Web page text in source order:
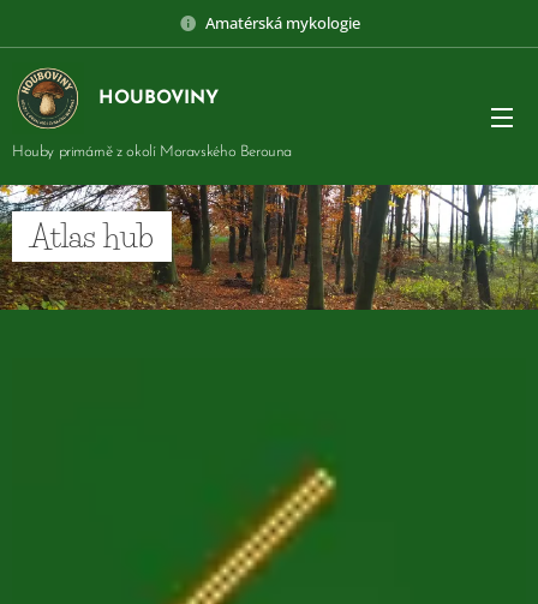
Amatérská mykologie
HOUBOVINY
Houby primárně z okolí Moravského Berouna
Atlas hub